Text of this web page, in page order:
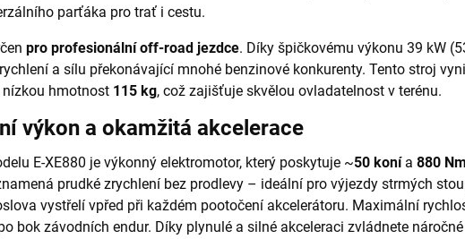
parťáka pro trať i cestu.
pro profesionální off-road jezdce. Díky špičkovému výkonu 39 kW
a sílu překonávající mnohé benzinové konkurenty. Tento stroj
hmotnost 115 kg, což zajišťuje skvělou ovladatelnost v terénu.
výkon a okamžitá akcelerace
E-XE880 je výkonný elektromotor, který poskytuje ~50 konía 880 Nm
prudké zrychlení bez prodlevy – ideální pro výjezdy strmých
vystřelí vpřed při každém pootočení akcelerátoru. Maximální
bok závodních endur. Díky plynulé a silné akceleraci zvládnete